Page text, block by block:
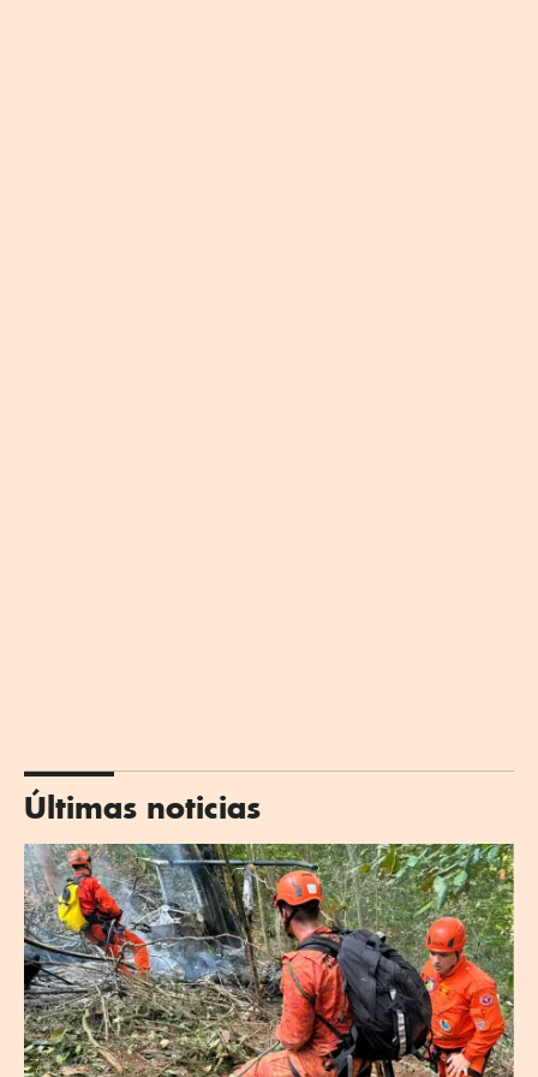
Últimas noticias